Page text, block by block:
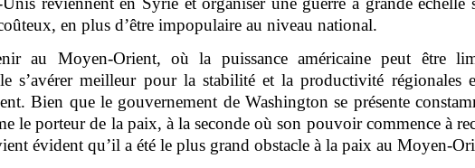
en plus d’être impopulaire au niveau national.
au Moyen-Orient, où la puissance américaine peut être
s’avérer meilleur pour la stabilité et la productivité régionales
Bien que le gouvernement de Washington se présente
le porteur de la paix, à la seconde où son pouvoir commence à
évident qu’il a été le plus grand obstacle à la paix au Moyen-